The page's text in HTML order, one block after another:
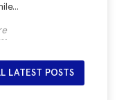
LATEST POSTS